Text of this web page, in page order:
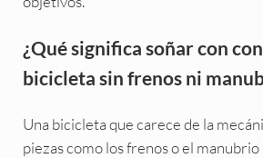
¿Qué significa soñar con
bicicleta sin frenos ni
Una bicicleta que carece de la
piezas como los frenos o el